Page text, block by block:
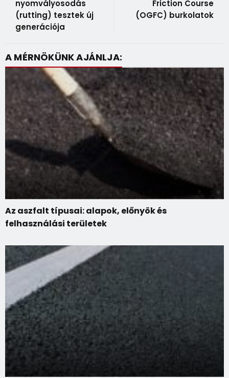
nyomvályosodás
(rutting) tesztek új
generációja
Friction Course
(OGFC) burkolatok
A MÉRNÖKÜNK AJÁNLJA:
Az aszfalt típusai: alapok, előnyök és
felhasználási területek